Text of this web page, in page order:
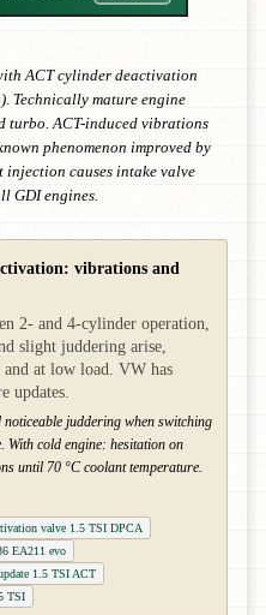
ACT cylinder deactivation
Technically mature engine
turbo. ACT-induced vibrations
phenomenon improved by
injection causes intake valve
GDI engines.
vibrations and
2- and 4-cylinder operation,
slight juddering arise,
at low load. VW has
updates.
juddering when switching
With cold engine: hesitation on
until 70 °C coolant temperature.
valve 1.5 TSI DPCA
EA211 evo
1.5 TSI ACT
TSI